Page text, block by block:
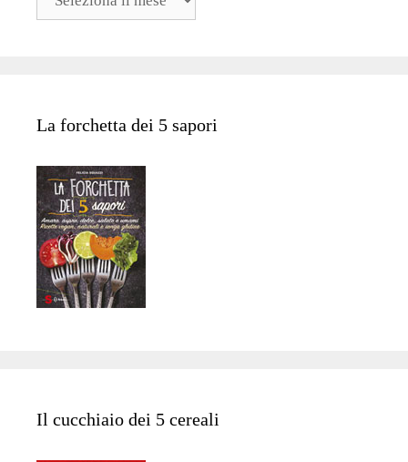
La forchetta dei 5 sapori
Il cucchiaio dei 5 cereali